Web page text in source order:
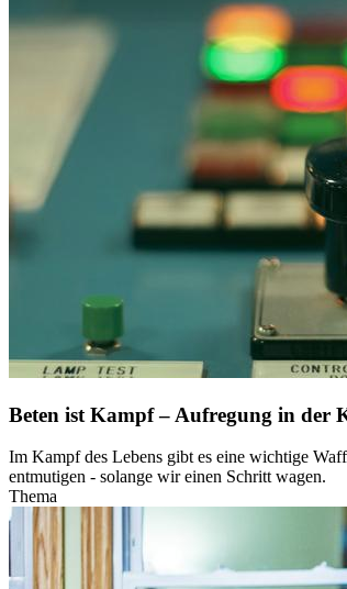
Beten ist Kampf – Aufregung in der
Im Kampf des Lebens gibt es eine wichtige
entmutigen - solange wir einen Schritt wagen.
Thema